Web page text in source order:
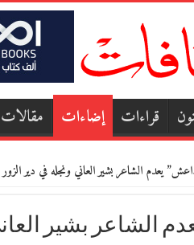
قراءات إضاءات مقالات
يعدم الشاعر بشير العاني ونجله في دير الزور
الشاعر بشير